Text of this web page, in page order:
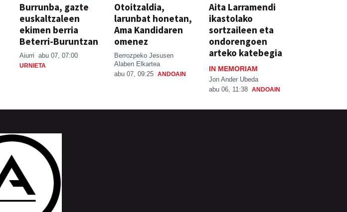
Burrunba, gazte
euskaltzaleen
ekimen berria
Beterri-Buruntzan
Aiurri abu 07, 07:00
URNIETA
Otoitzaldia,
larunbat honetan,
Ama Kandidaren
omenez
Berrozpeko Jesusen
Alaben Elkartea
abu 07, 09:25 ANDOAIN
Aita Larramendi
ikastolako
sortzaileen eta
ondorengoen
arteko katebegia
IN MEMORIAM
Jon Ander Ubeda
abu 06, 11:38 ANDOAIN